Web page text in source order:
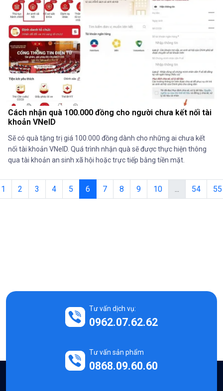
Cách nhận quà 100.000 đồng cho người chưa kết nối tài
khoản VNeID
Sẽ có quà tặng trị giá 100.000 đồng dành cho những ai chưa kết
nối tài khoản VNeID. Quá trình nhận quà sẽ được thực hiện thông
qua tài khoản an sinh xã hội hoặc trực tiếp bằng tiền mặt.
1 2 3 4 5 6 7 8 9 10 ... 54 55
Tư vấn dịch vụ:
0962.07.62.62
Tư vấn sản phẩm
0868.09.60.60